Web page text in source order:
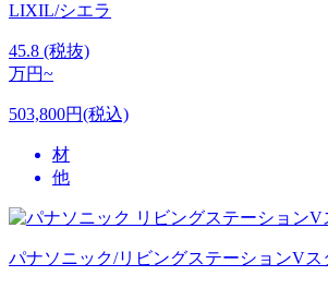
LIXIL/シエラ
45.8 (税抜)
万円~
503,800円(税込)
材
他
パナソニック/リビングステーションVス